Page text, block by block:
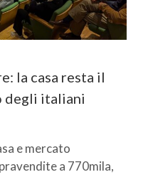
la casa resta il
degli italiani
e mercato
a 770mila,